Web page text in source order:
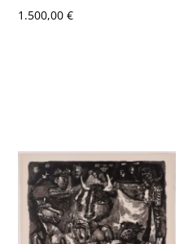
1.500,00€